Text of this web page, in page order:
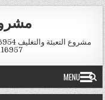
Skip to content
MENU